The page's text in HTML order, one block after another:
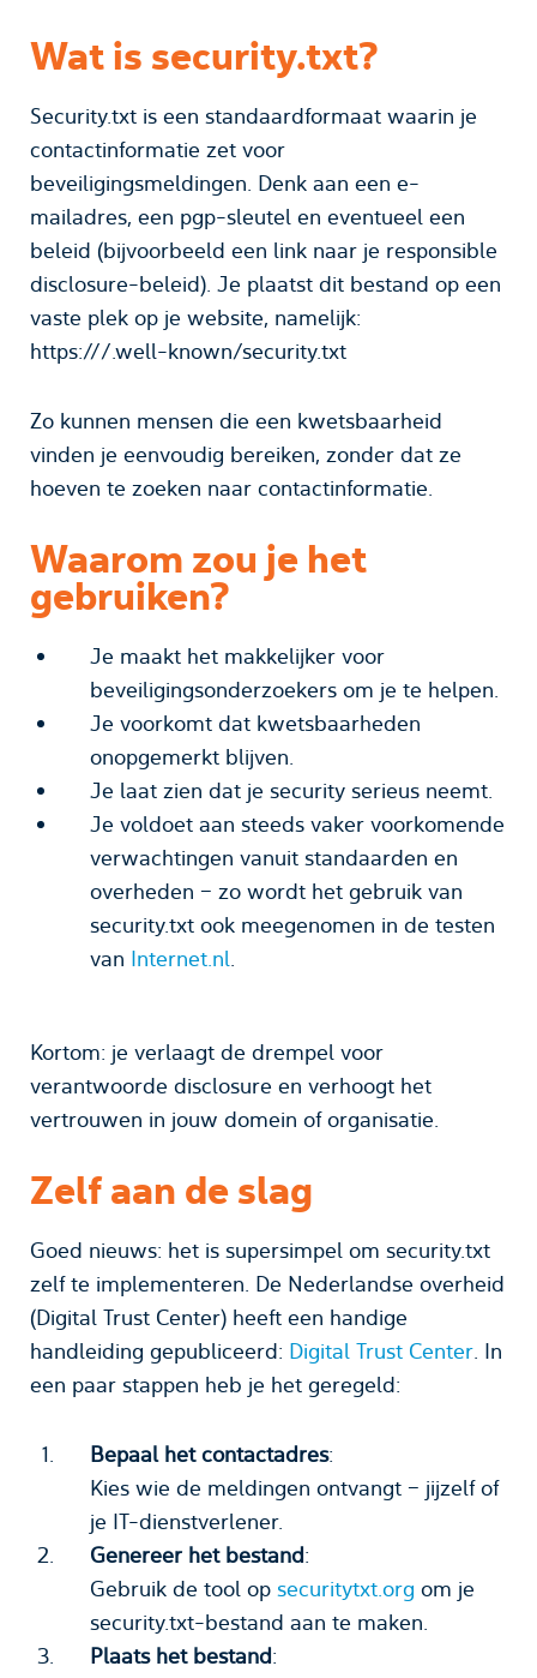
Wat is security.txt?
Security.txt is een standaardformaat waarin je
contactinformatie zet voor
beveiligingsmeldingen. Denk aan een e-
mailadres, een pgp-sleutel en eventueel een
beleid (bijvoorbeeld een link naar je responsible
disclosure-beleid). Je plaatst dit bestand op een
vaste plek op je website, namelijk:
https:///.well-known/security.txt
Zo kunnen mensen die een kwetsbaarheid
vinden je eenvoudig bereiken, zonder dat ze
hoeven te zoeken naar contactinformatie.
Waarom zou je het
gebruiken?
Je maakt het makkelijker voor
beveiligingsonderzoekers om je te helpen.
Je voorkomt dat kwetsbaarheden
onopgemerkt blijven.
Je laat zien dat je security serieus neemt.
Je voldoet aan steeds vaker voorkomende
verwachtingen vanuit standaarden en
overheden – zo wordt het gebruik van
security.txt ook meegenomen in de testen
van Internet.nl
Kortom: je verlaagt de drempel voor
verantwoorde disclosure en verhoogt het
vertrouwen in jouw domein of organisatie.
Zelf aan de slag
Goed nieuws: het is supersimpel om security.txt
zelf te implementeren. De Nederlandse overheid
(Digital Trust Center) heeft een handige
handleiding gepubliceerd: Digital Trust Center . In
een paar stappen heb je het geregeld:
Bepaal het contactadres:
Kies wie de meldingen ontvangt – jijzelf of
je IT-dienstverlener.
Genereer het bestand:
Gebruik de tool op securitytxt.org om je
security.txt-bestand aan te maken.
Plaats het bestand: